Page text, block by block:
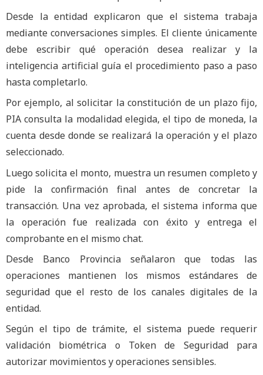
Desde la entidad explicaron que el sistema trabaja
mediante conversaciones simples. El cliente únicamente
debe escribir qué operación desea realizar y la
inteligencia artificial guía el procedimiento paso a paso
hasta completarlo.
Por ejemplo, al solicitar la constitución de un plazo fijo,
PIA consulta la modalidad elegida, el tipo de moneda, la
cuenta desde donde se realizará la operación y el plazo
seleccionado.
Luego solicita el monto, muestra un resumen completo y
pide la confirmación final antes de concretar la
transacción. Una vez aprobada, el sistema informa que
la operación fue realizada con éxito y entrega el
comprobante en el mismo chat.
Desde Banco Provincia señalaron que todas las
operaciones mantienen los mismos estándares de
seguridad que el resto de los canales digitales de la
entidad.
Según el tipo de trámite, el sistema puede requerir
validación biométrica o Token de Seguridad para
autorizar movimientos y operaciones sensibles.